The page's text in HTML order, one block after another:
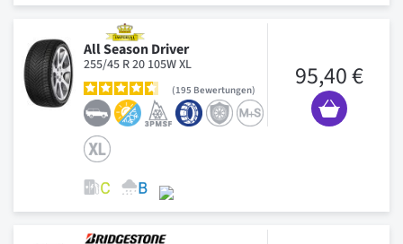
All Season Driver
255/45 R 20 105W XL
195 Bewertungen 95,40 €